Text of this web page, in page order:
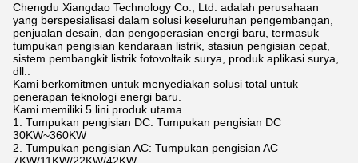
Chengdu Xiangdao Technology Co., Ltd. adalah perusahaan
yang berspesialisasi dalam solusi keseluruhan pengembangan,
penjualan desain, dan pengoperasian energi baru, termasuk
tumpukan pengisian kendaraan listrik, stasiun pengisian cepat,
sistem pembangkit listrik fotovoltaik surya, produk aplikasi surya,
dll..
Kami berkomitmen untuk menyediakan solusi total untuk
penerapan teknologi energi baru.
Kami memiliki 5 lini produk utama.
1. Tumpukan pengisian DC: Tumpukan pengisian DC
30KW~360KW
2. Tumpukan pengisian AC: Tumpukan pengisian AC